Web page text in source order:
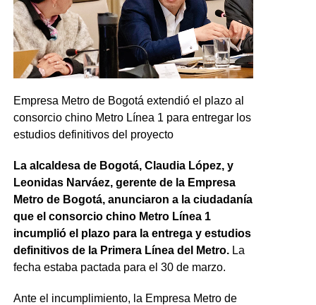
Empresa Metro de Bogotá extendió el plazo al
consorcio chino Metro Línea 1 para entregar los
estudios definitivos del proyecto
La alcaldesa de Bogotá, Claudia López, y
Leonidas Narváez, gerente de la Empresa
Metro de Bogotá, anunciaron a la ciudadanía
que el consorcio chino Metro Línea 1
incumplió el plazo para la entrega y estudios
definitivos de la Primera Línea del Metro.La
fecha estaba pactada para el 30 de marzo.
Ante el incumplimiento, la Empresa Metro de